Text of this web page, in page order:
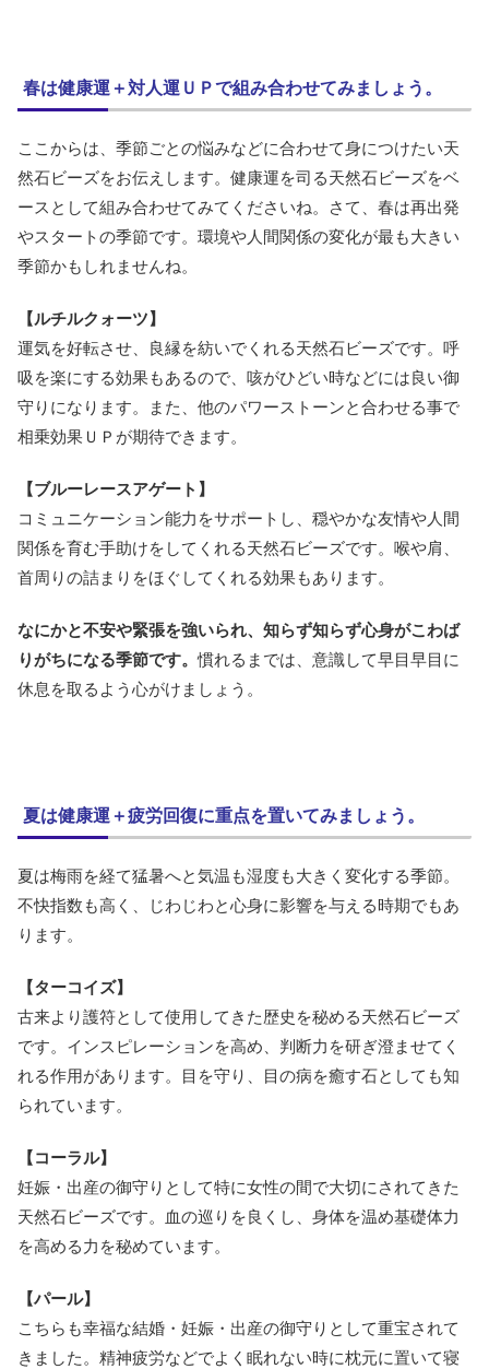
春は健康運＋対人運ＵＰで組み合わせてみましょう。
ここからは、季節ごとの悩みなどに合わせて身につけたい天
然石ビーズをお伝えします。健康運を司る天然石ビーズをベ
ースとして組み合わせてみてくださいね。さて、春は再出発
やスタートの季節です。環境や人間関係の変化が最も大きい
季節かもしれませんね。
【ルチルクォーツ】
運気を好転させ、良縁を紡いでくれる天然石ビーズです。呼
吸を楽にする効果もあるので、咳がひどい時などには良い御
守りになります。また、他のパワーストーンと合わせる事で
相乗効果ＵＰが期待できます。
【ブルーレースアゲート】
コミュニケーション能力をサポートし、穏やかな友情や人間
関係を育む手助けをしてくれる天然石ビーズです。喉や肩、
首周りの詰まりをほぐしてくれる効果もあります。
なにかと不安や緊張を強いられ、知らず知らず心身がこわば
りがちになる季節です。慣れるまでは、意識して早目早目に
休息を取るよう心がけましょう。
夏は健康運＋疲労回復に重点を置いてみましょう。
夏は梅雨を経て猛暑へと気温も湿度も大きく変化する季節。
不快指数も高く、じわじわと心身に影響を与える時期でもあ
ります。
【ターコイズ】
古来より護符として使用してきた歴史を秘める天然石ビーズ
です。インスピレーションを高め、判断力を研ぎ澄ませてく
れる作用があります。目を守り、目の病を癒す石としても知
られています。
【コーラル】
妊娠・出産の御守りとして特に女性の間で大切にされてきた
天然石ビーズです。血の巡りを良くし、身体を温め基礎体力
を高める力を秘めています。
【パール】
こちらも幸福な結婚・妊娠・出産の御守りとして重宝されて
きました。精神疲労などでよく眠れない時に枕元に置いて寝